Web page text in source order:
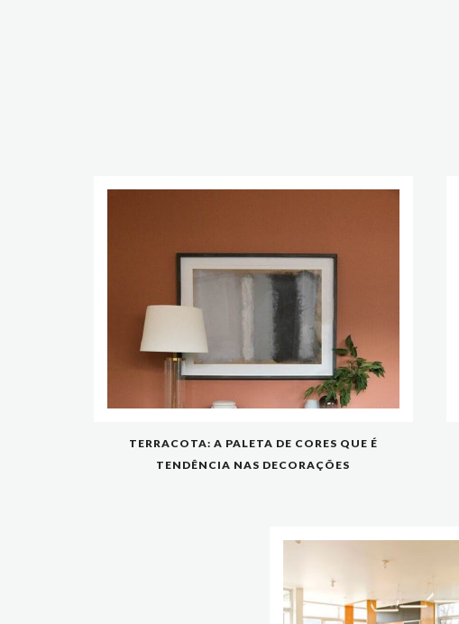
TERRACOTA: A PALETA DE CORES QUE É
TENDÊNCIA NAS DECORAÇÕES